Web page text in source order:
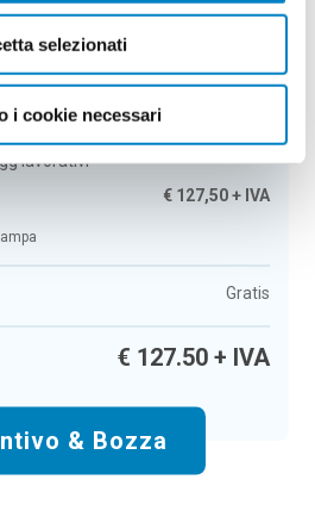
selezionati
i cookie necessari
Buscad
lavorativi
€ 127,50+ IVA
Gratis
€ 127.50+ IVA
& Bozza